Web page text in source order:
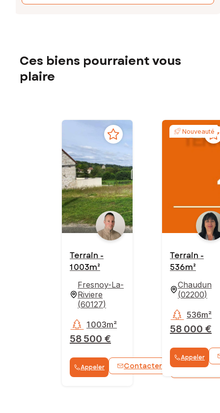
Ces biens pourraient vous
plaire
Terrain -
1 003m²
Fresnoy-La-
Riviere
(60127)
58 500 €
1 003m²
Appeler Contacter WhatsApp
Nouveauté
Terrain -
536m²
Chaudun
(02200)
58 000 €
536m²
Appeler